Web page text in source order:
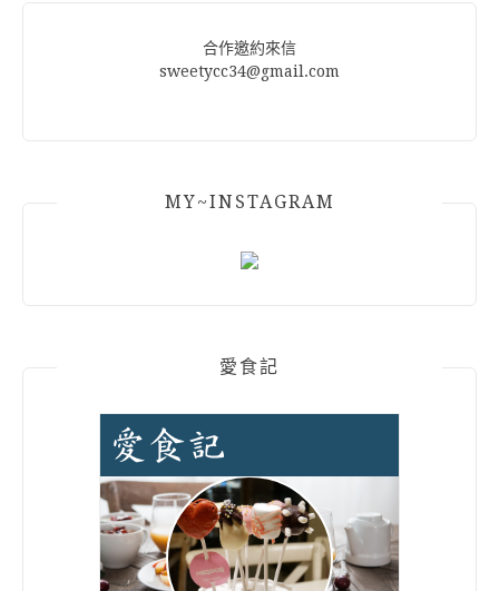
合作邀約來信
sweetycc34@gmail.com
MY~INSTAGRAM
愛食記